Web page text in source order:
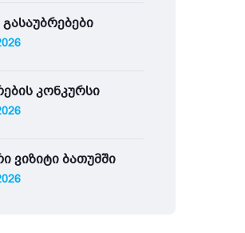
კონკურსი
ვიზიტი ბათუმში